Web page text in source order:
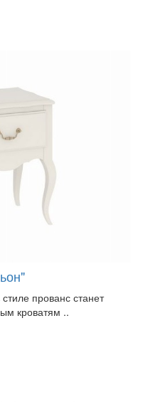
прованс станет
кроватям ..